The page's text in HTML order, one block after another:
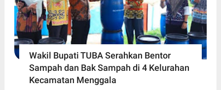
Wakil Bupati TUBA Serahkan Bentor
Sampah dan Bak Sampah di 4 Kelurahan
Kecamatan Menggala